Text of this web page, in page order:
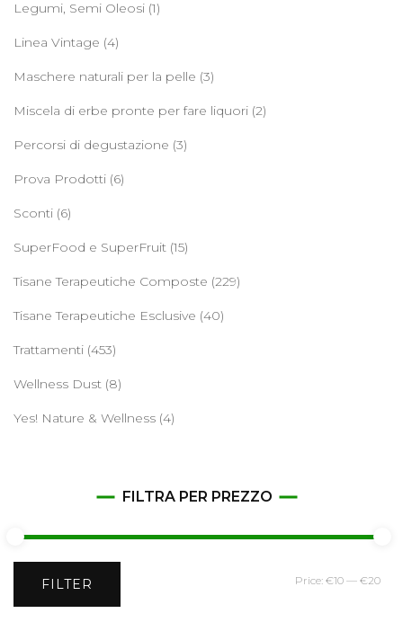
Legumi, Semi Oleosi (1)
Linea Vintage (4)
Maschere naturali per la pelle (3)
Miscela di erbe pronte per fare liquori (2)
Percorsi di degustazione (3)
Prova Prodotti (6)
Sconti (6)
SuperFood e SuperFruit (15)
Tisane Terapeutiche Composte (229)
Tisane Terapeutiche Esclusive (40)
Trattamenti (453)
Wellness Dust (8)
Yes! Nature & Wellness (4)
FILTRA PER PREZZO
Min
FILTER Price: €10 — €20